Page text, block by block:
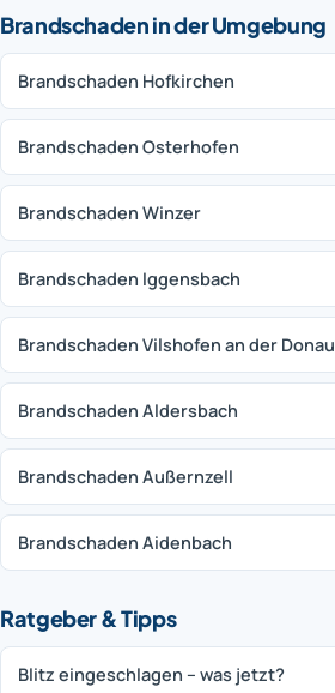
Brandschaden in der Umgebung
Brandschaden Hofkirchen
Brandschaden Osterhofen
Brandschaden Winzer
Brandschaden Iggensbach
Brandschaden Vilshofen an der Donau
Brandschaden Aldersbach
Brandschaden Außernzell
Brandschaden Aidenbach
Ratgeber & Tipps
Blitz eingeschlagen – was jetzt?